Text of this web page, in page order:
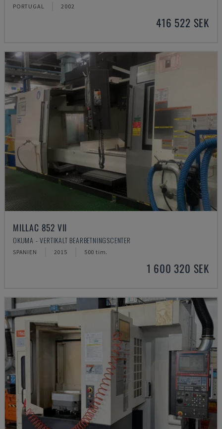
PORTUGAL 2002
416 522 SEK
MILLAC 852 VII
OKUMA - VERTIKALT BEARBETNINGSCENTER
SPANIEN 2015 500 tim.
1 600 320 SEK